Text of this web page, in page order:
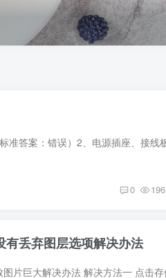
0 196
丢弃图层选项解决办法